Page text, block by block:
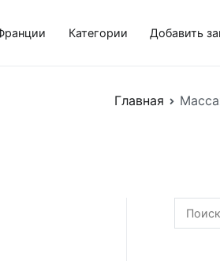
Категории Добавить
Главная
Найти: